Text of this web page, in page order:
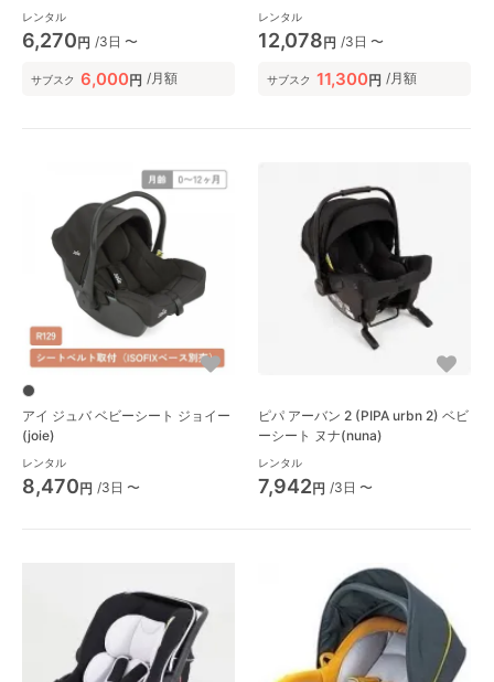
(BRITAX)
レンタル
6,270円 /3日 〜
サブスク 6,000円 /月額
VARIO BASE 5Z) ベビーシート ブ
リタックス(BRITAX)
レンタル
12,078円 /3日 〜
サブスク 11,300円 /月額
アイ ジュバ ベビーシート ジョイー
(joie)
レンタル
8,470円 /3日 〜
ピパ アーバン 2 (PIPA urbn 2) ベビ
ーシート ヌナ(nuna)
レンタル
7,942円 /3日 〜